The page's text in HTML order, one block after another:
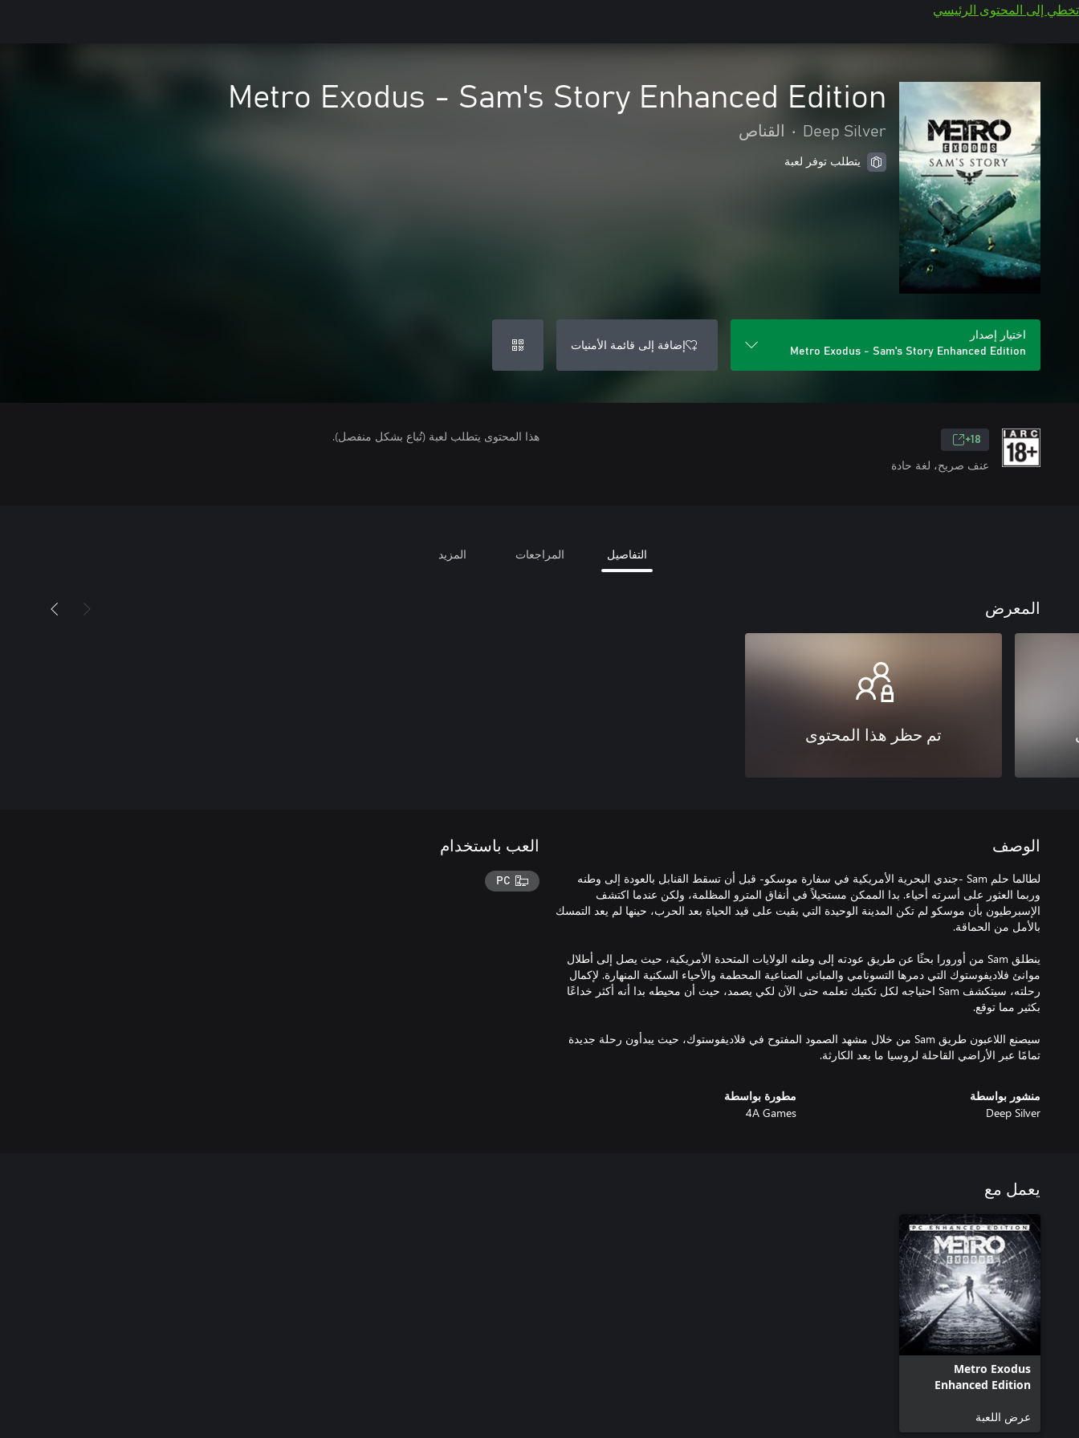
تخطي إلى المحتوى الرئيسي
Metro Exodus - Sam's Story Enhanced Edition
Deep Silver
• القناص
يتطلب توفر لعبة
اختيار إصدار
Metro Exodus - Sam's Story Enhanced Edition
إضافة إلى قائمة الأمنيات
18+
عنف صريح، لغة حادة
هذا المحتوى يتطلب لعبة (تُباع بشكل منفصل).
التفاصيل المراجعات المزيد
المعرض
تم حظر هذا المحتوى
الوصف
لطالما حلم Sam -جندي البحرية الأمريكية في سفارة موسكو- قبل أن تسقط القنابل بالعودة إلى وطنه
وربما العثور على أسرته أحياء. بدا الممكن مستحيلاً في أنفاق المترو المظلمة، ولكن عندما اكتشف
الإسبرطيون بأن موسكو لم تكن المدينة الوحيدة التي بقيت على قيد الحياة بعد الحرب، حينها لم يعد التمسك
ينطلق Sam من أورورا بحثًا عن طريق عودته إلى وطنه الولايات المتحدة الأمريكية، حيث يصل إلى أطلال
موانئ فلاديفوستوك التي دمرها التسونامي والمباني الصناعية المحطمة والأحياء السكنية المنهارة. لإكمال
رحلته، سيتكشف Sam احتياجه لكل تكتيك تعلمه حتى الآن لكي يصمد، حيث أن محيطه بدا أنه أكثر خداعًا
سيصنع اللاعبون طريق Sam من خلال مشهد الصمود المفتوح في فلاديفوستوك، حيث يبدأون رحلة جديدة
تمامًا عبر الأراضي القاحلة لروسيا ما بعد الكارثة.
منشور بواسطة
Deep Silver
مطورة بواسطة
4A Games
العب باستخدام
PC
يعمل مع
Metro Exodus
Enhanced Edition
عرض اللعبة